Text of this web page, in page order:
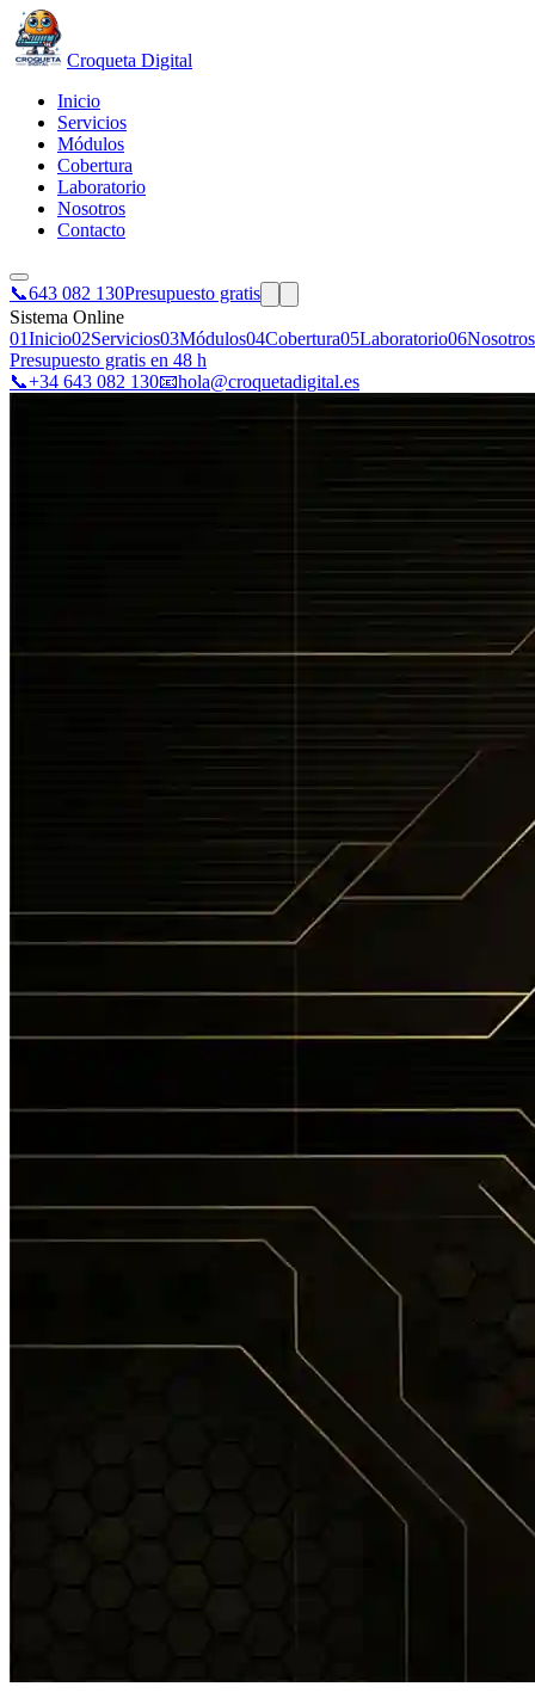
Croqueta Digital
Inicio
Servicios
Módulos
Cobertura
Laboratorio
Nosotros
Contacto
📞643 082 130Presupuesto gratis
Sistema Online
01Inicio02Servicios03Módulos04Cobertura05Laboratorio06Nosotros
Presupuesto gratis en 48 h
📞+34 643 082 130📧hola@croquetadigital.es